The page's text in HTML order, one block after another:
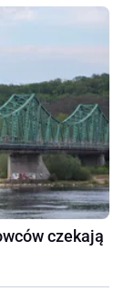
czekają